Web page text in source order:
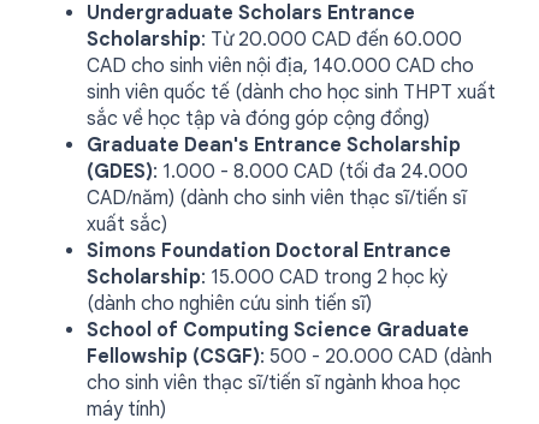
Undergraduate Scholars Entrance
Scholarship: Từ 20.000 CAD đến 60.000
CAD cho sinh viên nội địa, 140.000 CAD cho
sinh viên quốc tế (dành cho học sinh THPT xuất
sắc về học tập và đóng góp cộng đồng)
Graduate Dean's Entrance Scholarship
(GDES): 1.000 - 8.000 CAD (tối đa 24.000
CAD/năm) (dành cho sinh viên thạc sĩ/tiến sĩ
xuất sắc)
Simons Foundation Doctoral Entrance
Scholarship: 15.000 CAD trong 2 học kỳ
(dành cho nghiên cứu sinh tiến sĩ)
School of Computing Science Graduate
Fellowship (CSGF): 500 - 20.000 CAD (dành
cho sinh viên thạc sĩ/tiến sĩ ngành khoa học
máy tính)